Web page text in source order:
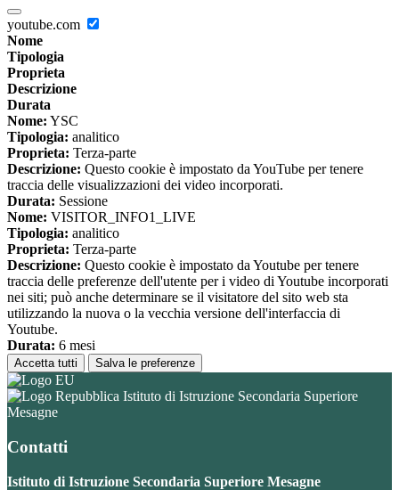
youtube.com
Nome
Tipologia
Proprieta
Descrizione
Durata
Nome: YSC
Tipologia: analitico
Proprieta: Terza-parte
Descrizione: Questo cookie è impostato da YouTube per tenere
traccia delle visualizzazioni dei video incorporati.
Durata: Sessione
Nome: VISITOR_INFO1_LIVE
Tipologia: analitico
Proprieta: Terza-parte
Descrizione: Questo cookie è impostato da Youtube per tenere
traccia delle preferenze dell'utente per i video di Youtube incorporati
nei siti; può anche determinare se il visitatore del sito web sta
utilizzando la nuova o la vecchia versione dell'interfaccia di
Youtube.
Durata: 6 mesi
Accetta tutti Salva le preferenze
Istituto di Istruzione Secondaria Superiore
Mesagne
Contatti
Istituto di Istruzione Secondaria Superiore Mesagne